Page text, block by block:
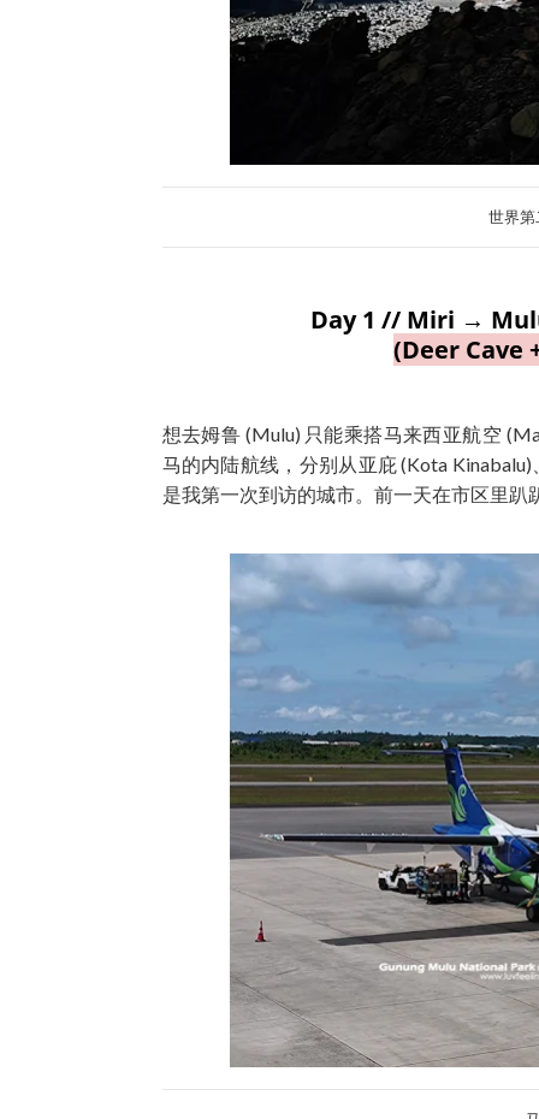
世界
Day 1 // Miri →
(Deer Cave
想去姆鲁 (Mulu) 只能乘搭马来西亚航空
马的内陆航线，分别从亚庇 (Kota
是我第一次到访的城市。前一天在市区里